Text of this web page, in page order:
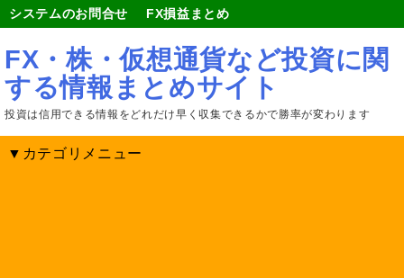
システムのお問合せ FX損益まとめ
FX・株・仮想通貨など投資に関
する情報まとめサイト
投資は信用できる情報をどれだけ早く収集できるかで勝率が変わります
▼カテゴリメニュー